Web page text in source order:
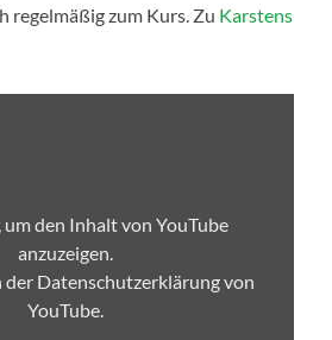
regelmäßig zum Kurs. Zu Karstens
um den Inhalt von YouTube
anzuzeigen.
der Datenschutzerklärung von
YouTube.